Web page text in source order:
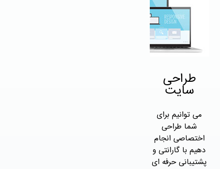
طراحی
سایت
می توانیم برای
شما طراحی
اختصاصی انجام
دهیم با گارانتی و
پشتیبانی حرفه ای